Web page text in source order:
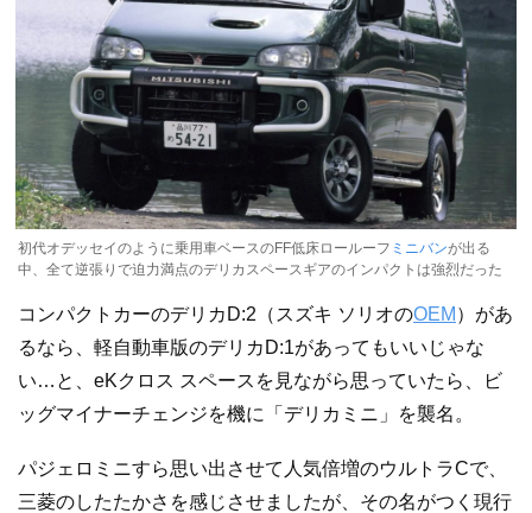
初代オデッセイのように乗用車ベースのFF低床ロールーフ ミニバンが出る
中、全て逆張りで迫力満点のデリカスペースギアのインパクトは強烈だった
コンパクトカーのデリカD:2（スズキ ソリオのOEM ）があ
るなら、軽自動車版のデリカD:1があってもいいじゃな
い…と、eKクロス スペースを見ながら思っていたら、ビ
ッグマイナーチェンジを機に「デリカミニ」を襲名。
パジェロミニすら思い出させて人気倍増のウルトラCで、
三菱のしたたかさを感じさせましたが、その名がつく現行